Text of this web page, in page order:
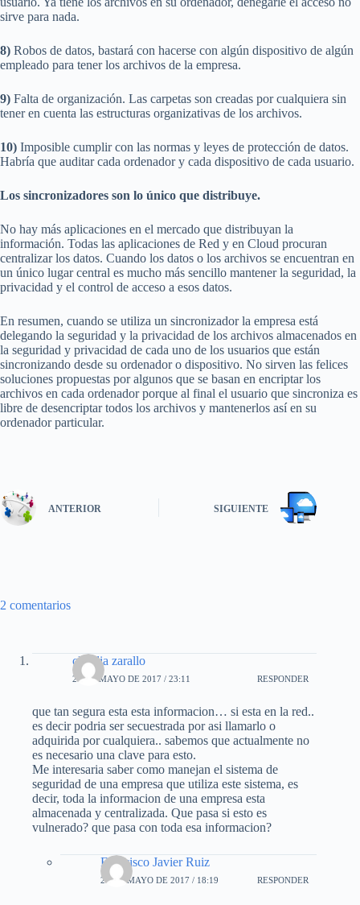
sirve para nada.
8) Robos de datos, bastará con hacerse con algún dispositivo de algún
empleado para tener los archivos de la empresa.
9) Falta de organización. Las carpetas son creadas por cualquiera sin
tener en cuenta las estructuras organizativas de los archivos.
10) Imposible cumplir con las normas y leyes de protección de datos.
Habría que auditar cada ordenador y cada dispositivo de cada usuario.
Los sincronizadores son lo único que distribuye.
No hay más aplicaciones en el mercado que distribuyan la
información. Todas las aplicaciones de Red y en Cloud procuran
centralizar los datos. Cuando los datos o los archivos se encuentran en
un único lugar central es mucho más sencillo mantener la seguridad, la
privacidad y el control de acceso a esos datos.
En resumen, cuando se utiliza un sincronizador la empresa está
delegando la seguridad y la privacidad de los archivos almacenados en
la seguridad y privacidad de cada uno de los usuarios que están
sincronizando desde su ordenador o dispositivo. No sirven las felices
soluciones propuestas por algunos que se basan en encriptar los
archivos en cada ordenador porque al final el usuario que sincroniza es
libre de desencriptar todos los archivos y mantenerlos así en su
ordenador particular.
ANTERIOR SIGUIENTE
2 comentarios
claudia zarallo
28 DE MAYO DE 2017 / 23:11 RESPONDER
que tan segura esta esta informacion… si esta en la red..
es decir podria ser secuestrada por asi llamarlo o
adquirida por cualquiera.. sabemos que actualmente no
es necesario una clave para esto.
Me interesaria saber como manejan el sistema de
seguridad de una empresa que utiliza este sistema, es
decir, toda la informacion de una empresa esta
almacenada y centralizada. Que pasa si esto es
vulnerado? que pasa con toda esa informacion?
Francisco Javier Ruiz
29 DE MAYO DE 2017 / 18:19 RESPONDER